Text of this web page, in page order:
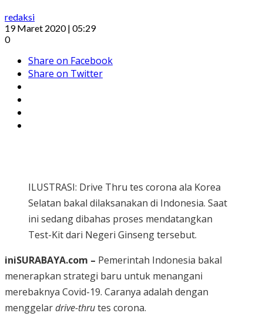
redaksi
19 Maret 2020 | 05:29
0
Share on Facebook
Share on Twitter
ILUSTRASI: Drive Thru tes corona ala Korea
Selatan bakal dilaksanakan di Indonesia. Saat
ini sedang dibahas proses mendatangkan
Test-Kit dari Negeri Ginseng tersebut.
iniSURABAYA.com – Pemerintah Indonesia bakal
menerapkan strategi baru untuk menangani
merebaknya Covid-19. Caranya adalah dengan
menggelardrive-thrutes corona.